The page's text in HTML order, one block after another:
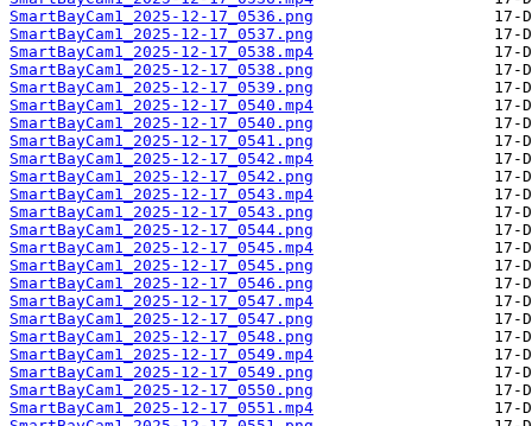
SmartBayCam1_2025-12-17_0536.png
SmartBayCam1_2025-12-17_0537.png
SmartBayCam1_2025-12-17_0538.mp4
SmartBayCam1_2025-12-17_0538.png
SmartBayCam1_2025-12-17_0539.png
SmartBayCam1_2025-12-17_0540.mp4
SmartBayCam1_2025-12-17_0540.png
SmartBayCam1_2025-12-17_0541.png
SmartBayCam1_2025-12-17_0542.mp4
SmartBayCam1_2025-12-17_0542.png
SmartBayCam1_2025-12-17_0543.mp4
SmartBayCam1_2025-12-17_0543.png
SmartBayCam1_2025-12-17_0544.png
SmartBayCam1_2025-12-17_0545.mp4
SmartBayCam1_2025-12-17_0545.png
SmartBayCam1_2025-12-17_0546.png
SmartBayCam1_2025-12-17_0547.mp4
SmartBayCam1_2025-12-17_0547.png
SmartBayCam1_2025-12-17_0548.png
SmartBayCam1_2025-12-17_0549.mp4
SmartBayCam1_2025-12-17_0549.png
SmartBayCam1_2025-12-17_0550.png
SmartBayCam1_2025-12-17_0551.mp4